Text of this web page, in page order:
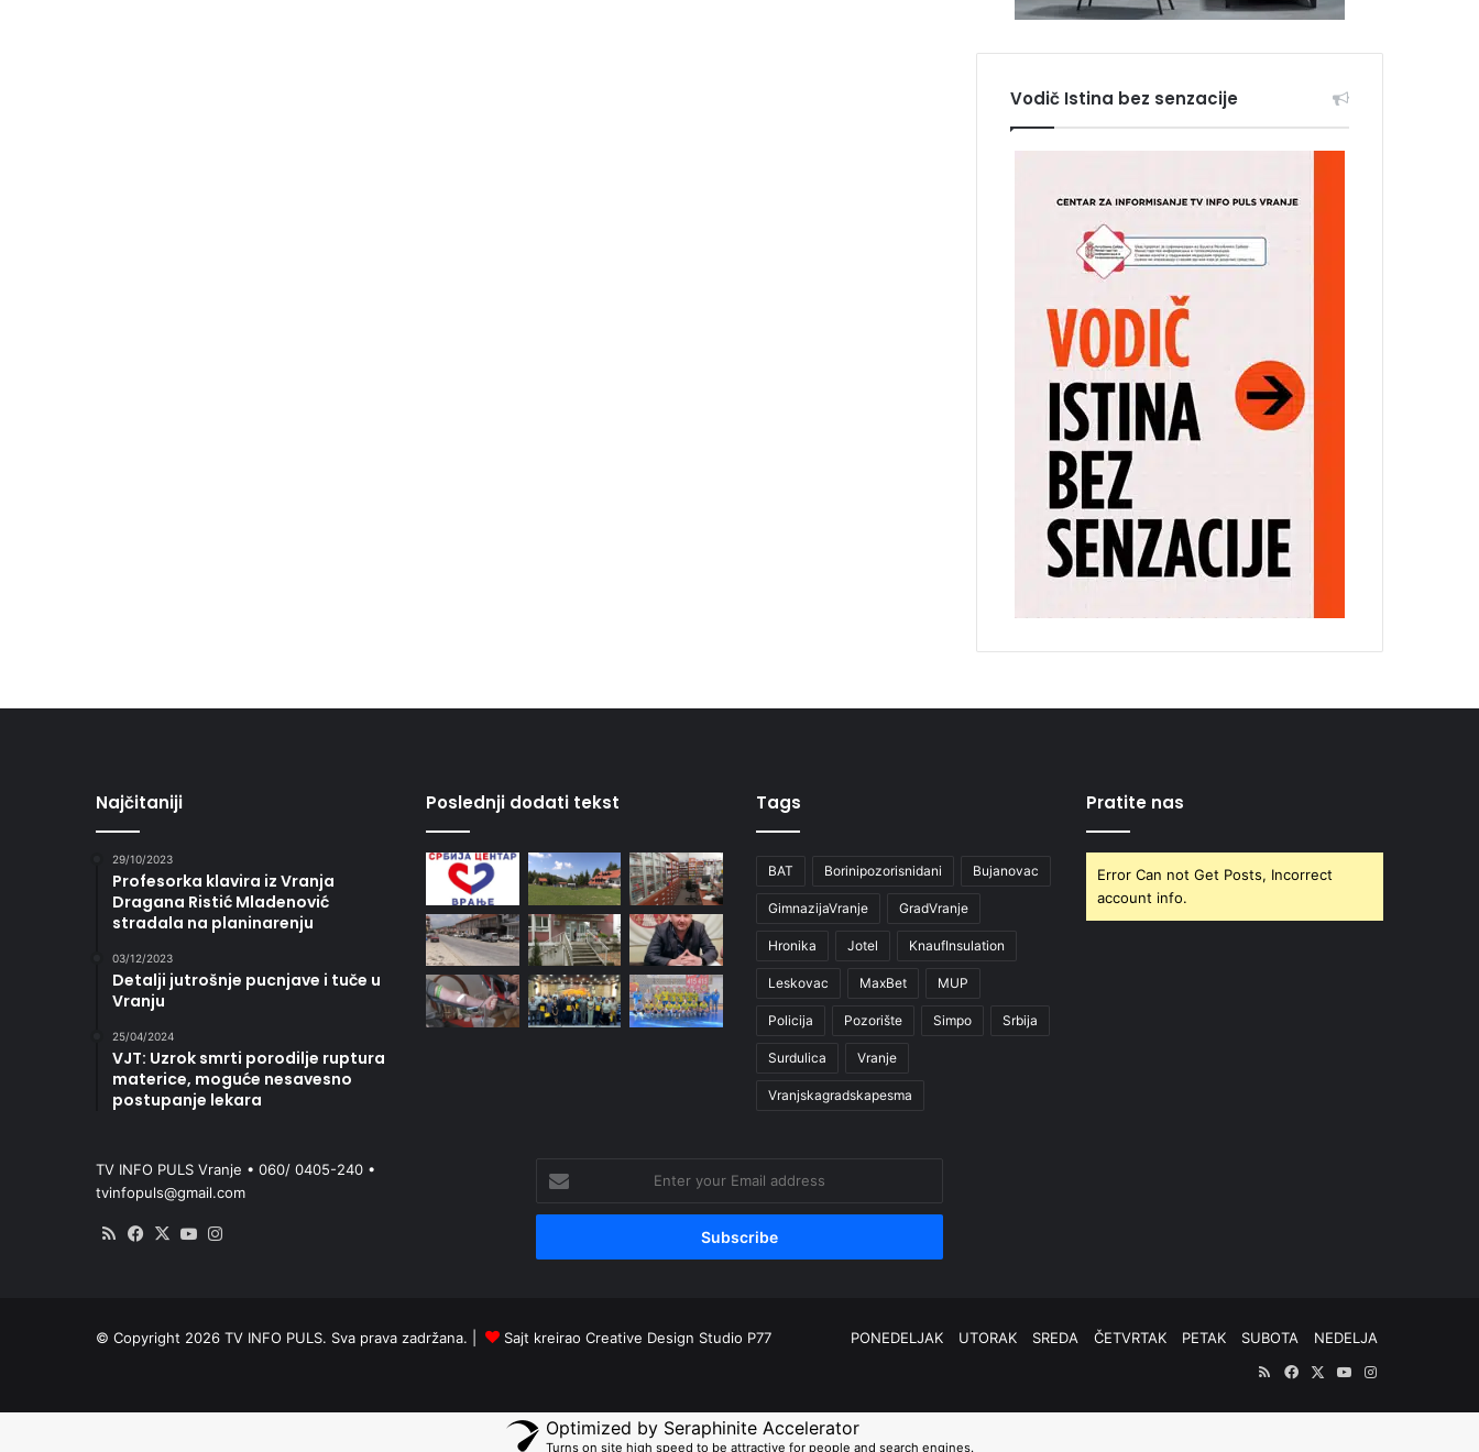
Vodič Istina bez senzacije
Najčitaniji
29/10/2023
Profesorka klavira iz Vranja
Dragana Ristić Mladenović
stradala na planinarenju
03/12/2023
Detalji jutrošnje pucnjave i tuče u
Vranju
25/04/2024
VJT: Uzrok smrti porodilje ruptura
materice, moguće nesavesno
postupanje lekara
Poslednji dodati tekst Tags
BAT Borinipozorisnidani Bujanovac
GimnazijaVranje GradVranje
Hronika Jotel KnaufInsulation
Leskovac MaxBet MUP
Policija Pozorište Simpo Srbija
Surdulica Vranje
Vranjskagradskapesma
Pratite nas
Error Can not Get Posts, Incorrect
account info.
TV INFO PULS Vranje • 060/ 0405-240 •
tvinfopuls@gmail.com
RSS Facebook
X YouTube
your
Email
© Copyright 2026 TV INFO PULS. Sva prava zadržana. | Sajt kreirao Creative Design Studio P77 PONEDELJAK UTORAK SREDA ČETVRTAK PETAK SUBOTA
NEDELJA
RSSFacebook
X YouTubeInstagram
Optimized by Seraphinite Accelerator
Turns on site high speed to be attractive for people and search engines.